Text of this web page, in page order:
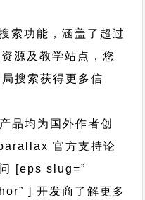
索功能，涵盖了超过
源及教学站点，您
搜索获得更多信
品均为国外作者创
官方支持论
问 [eps slug=”
] 开发商了解更多